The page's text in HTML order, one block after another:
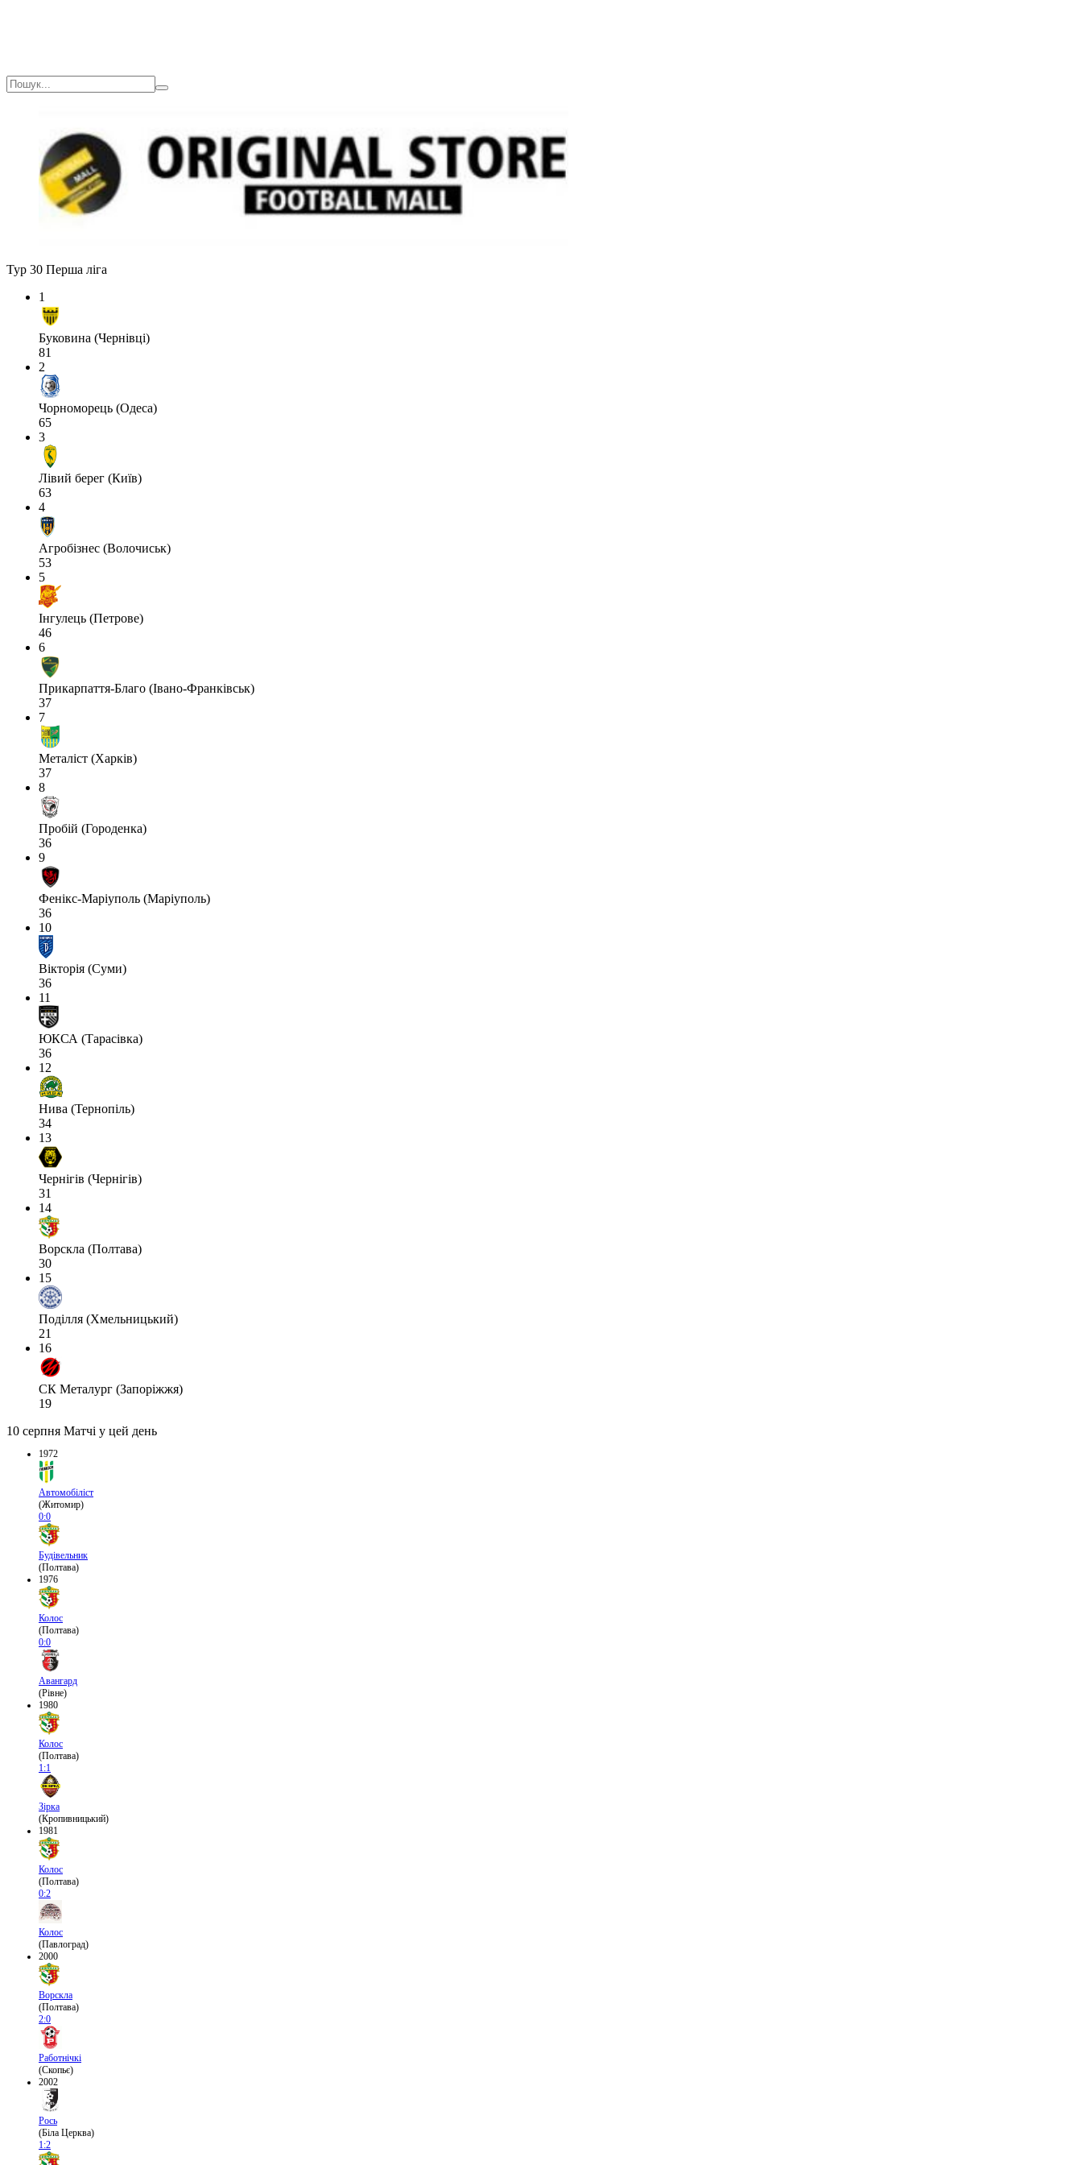
Тур 30 Перша ліга
1
Буковина (Чернівці)
81
2
Чорноморець (Одеса)
65
3
Лівий берег (Київ)
63
4
Агробізнес (Волочиськ)
53
5
Інгулець (Петрове)
46
6
Прикарпаття-Благо (Івано-Франківськ)
37
7
Металіст (Харків)
37
8
Пробій (Городенка)
36
9
Фенікс-Маріуполь (Маріуполь)
36
10
Вікторія (Суми)
36
11
ЮКСА (Тарасівка)
36
12
Нива (Тернопіль)
34
13
Чернігів (Чернігів)
31
14
Ворскла (Полтава)
30
15
Поділля (Хмельницький)
21
16
СК Металург (Запоріжжя)
19
10 серпня Матчі у цей день
1972
Автомобіліст
(Житомир)
0:0
Будівельник
(Полтава)
1976
Колос
(Полтава)
0:0
Авангард
(Рівне)
1980
Колос
(Полтава)
1:1
Зірка
(Кропивницький)
1981
Колос
(Полтава)
0:2
Колос
(Павлоград)
2000
Ворскла
(Полтава)
2:0
Работнічкі
(Скопьє)
2002
Рось
(Біла Церква)
1:2